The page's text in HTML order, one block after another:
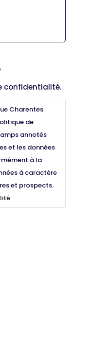
confidentialité.
Charentes
de
annotés
et les données
à la
à caractère
et prospects.